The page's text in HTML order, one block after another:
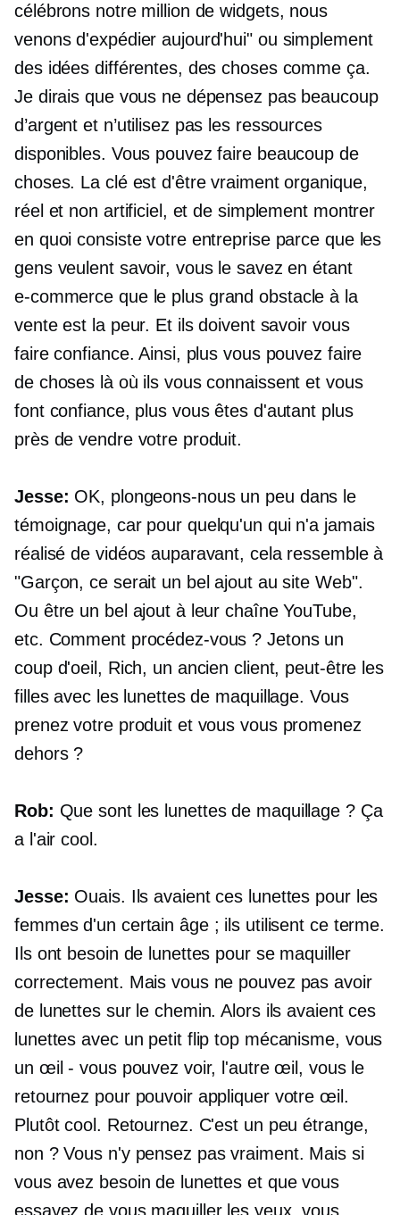
célébrons notre million de widgets, nous
venons d'expédier aujourd'hui" ou simplement
des idées différentes, des choses comme ça.
Je dirais que vous ne dépensez pas beaucoup
d’argent et n’utilisez pas les ressources
disponibles. Vous pouvez faire beaucoup de
choses. La clé est d'être vraiment organique,
réel et non artificiel, et de simplement montrer
en quoi consiste votre entreprise parce que les
gens veulent savoir, vous le savez en étant
e-commerce que le plus grand obstacle à la
vente est la peur. Et ils doivent savoir vous
faire confiance. Ainsi, plus vous pouvez faire
de choses là où ils vous connaissent et vous
font confiance, plus vous êtes d'autant plus
près de vendre votre produit.
Jesse: OK, plongeons-nous un peu dans le
témoignage, car pour quelqu'un qui n'a jamais
réalisé de vidéos auparavant, cela ressemble à
"Garçon, ce serait un bel ajout au site Web".
Ou être un bel ajout à leur chaîne YouTube,
etc. Comment procédez-vous ? Jetons un
coup d'oeil, Rich, un ancien client, peut-être les
filles avec les lunettes de maquillage. Vous
prenez votre produit et vous vous promenez
dehors ?
Rob: Que sont les lunettes de maquillage ? Ça
a l'air cool.
Jesse: Ouais. Ils avaient ces lunettes pour les
femmes d'un certain âge ; ils utilisent ce terme.
Ils ont besoin de lunettes pour se maquiller
correctement. Mais vous ne pouvez pas avoir
de lunettes sur le chemin. Alors ils avaient ces
lunettes avec un petit flip topmécanisme, vous
un œil - vous pouvez voir, l'autre œil, vous le
retournez pour pouvoir appliquer votre œil.
Plutôt cool. Retournez. C'est un peu étrange,
non ? Vous n'y pensez pas vraiment. Mais si
vous avez besoin de lunettes et que vous
essayez de vous maquiller les yeux, vous